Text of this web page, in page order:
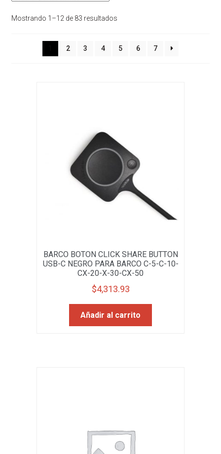
Mostrando 1–12 de 83 resultadosSorted
2 3 4 5 6 7
BARCO BOTON CLICK SHARE BUTTON
USB-C NEGRO PARA BARCO C-5-C-10-
CX-20-X-30-CX-50
$4,313.93
Añadir al carrito